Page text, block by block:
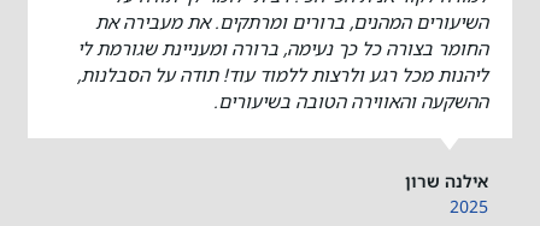
השיעורים המהנים, ברורים ומרתקים. את מעבירה את
החומר בצורה כל כך נעימה, ברורה ומעניינת שגורמת לי
ליהנות מכל רגע ולרצות ללמוד עוד! תודה על הסבלנות,
ההשקעה והאווירה הטובה בשיעורים.
אילנה שרון
2025